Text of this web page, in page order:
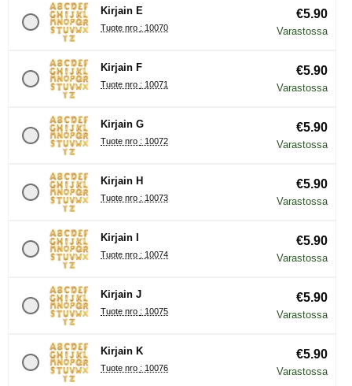
Kirjain E
Tuote nro : 10070
€5.90
Varastossa
Kirjain F
Tuote nro : 10071
€5.90
Varastossa
Kirjain G
Tuote nro : 10072
€5.90
Varastossa
Kirjain H
Tuote nro : 10073
€5.90
Varastossa
Kirjain I
Tuote nro : 10074
€5.90
Varastossa
Kirjain J
Tuote nro : 10075
€5.90
Varastossa
Kirjain K
Tuote nro : 10076
€5.90
Varastossa